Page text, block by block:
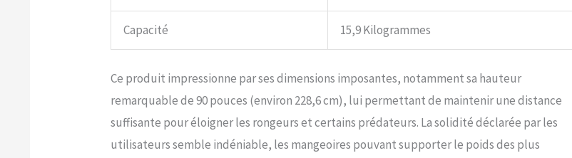
Capacité 15,9 Kilogrammes
Ce produit impressionne par ses dimensions imposantes, notamment sa hauteur
remarquable de 90 pouces (environ 228,6 cm), lui permettant de maintenir une distance
suffisante pour éloigner les rongeurs et certains prédateurs. La solidité déclarée par les
utilisateurs semble indéniable, les mangeoires pouvant supporter le poids des plus